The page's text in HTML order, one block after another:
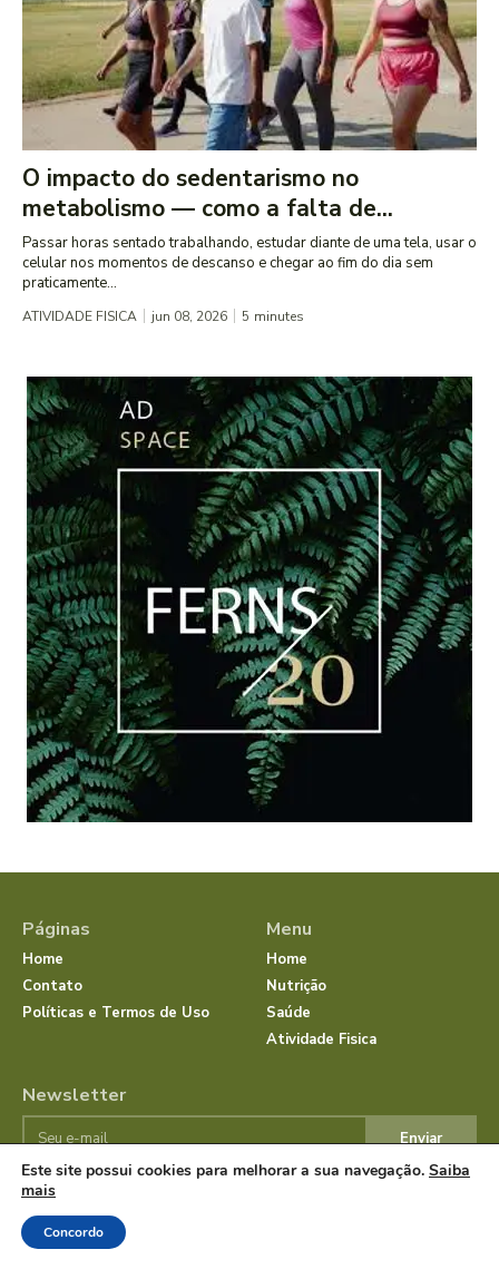
O impacto do sedentarismo no
metabolismo — como a falta de...
Passar horas sentado trabalhando, estudar diante de uma tela, usar o
celular nos momentos de descanso e chegar ao fim do dia sem
praticamente...
ATIVIDADE FISICA jun 08, 2026 5 minutes
Páginas
Home
Contato
Políticas e Termos de Uso
Menu
Home
Nutrição
Saúde
Atividade Fisica
Newsletter
Enviar
© JornalSaudeBemEstar.Com.Br 2025 Todos os direitos
reservados.
Este site possui cookies para melhorar a sua navegação. Saiba
mais
Concordo